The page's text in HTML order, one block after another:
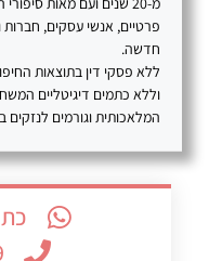
פרטיים, אנשי עסקים,
חדשה.
ללא פסקי דין בתוצאות
וללא כתמים דיגיטליים
המלאכותית וגורמים לנזקים